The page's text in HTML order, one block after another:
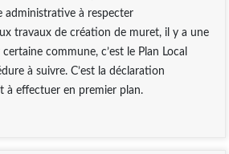
administrative à respecter
travaux de création de muret, il y a une
commune, c’est le Plan Local
à suivre. C’est la déclaration
à effectuer en premier plan.